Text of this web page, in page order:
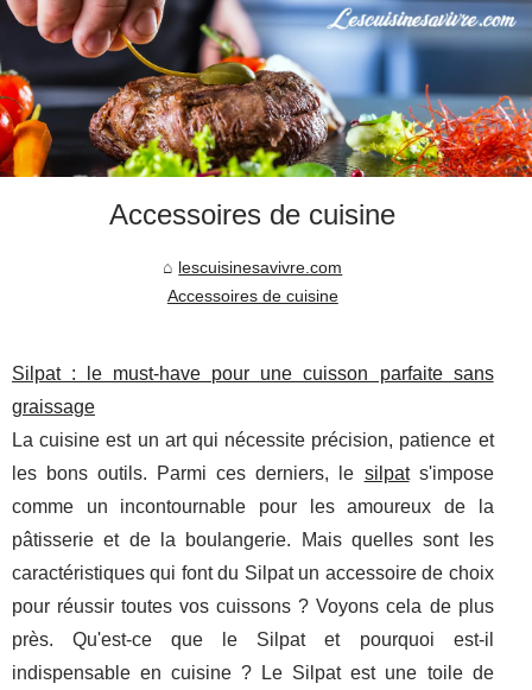
Accessoires de cuisine
lescuisinesavivre.com
Accessoires de cuisine
Silpat : le must-have pour une cuisson parfaite sans
graissage
La cuisine est un art qui nécessite précision, patience et
les bons outils. Parmi ces derniers, le silpats'impose
comme un incontournable pour les amoureux de la
pâtisserie et de la boulangerie. Mais quelles sont les
caractéristiques qui font du Silpat un accessoire de choix
pour réussir toutes vos cuissons ? Voyons cela de plus
près. Qu'est-ce que le Silpat et pourquoi est-il
indispensable en cuisine ? Le Silpat est une toile de